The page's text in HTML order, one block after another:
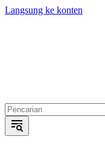
Langsung ke konten